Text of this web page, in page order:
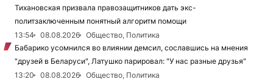
Тихановская призвала правозащитников дать экс-
политзаключенным понятный алгоритм помощи
13:54
08.08.2026
Общество, Политика
Бабарико усомнился во влиянии демсил, сославшись на мнения
"друзей в Беларуси", Латушко парировал: "У нас разные друзья"
13:20
08.08.2026
Общество, Политика